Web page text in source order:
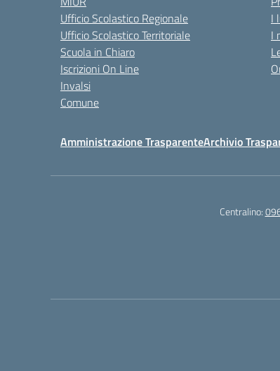
Ufficio Scolastico Regionale
Ufficio Scolastico Territoriale
Scuola in Chiaro
Iscrizioni On Line
Invalsi
Comune
I
I
Amministrazione TrasparenteArchivio
Centralino: